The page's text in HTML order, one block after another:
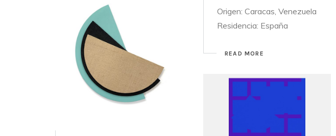
Origen: Caracas, Venezuela
Residencia: España
READ MORE